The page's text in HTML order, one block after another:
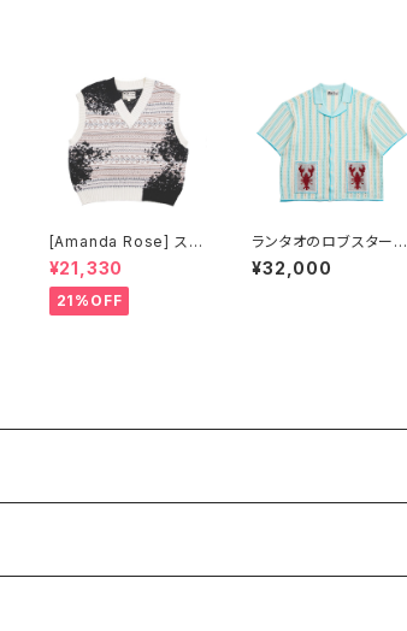
[Amanda Rose] スプ
ラッシュインク風フェア
アイル ベスト
¥21,330
21%OFF
ランタオのロブスターラ
ブレター 半袖オープン
シャツ 水色
¥32,000